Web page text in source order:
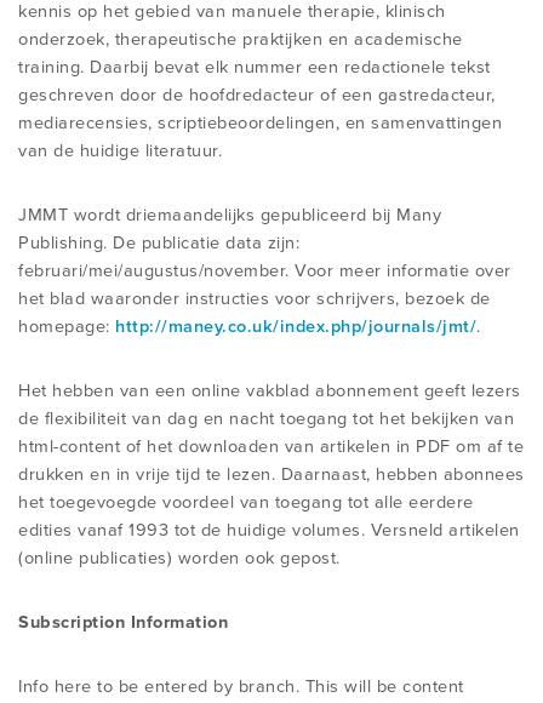
kennis op het gebied van manuele therapie, klinisch
onderzoek, therapeutische praktijken en academische
training. Daarbij bevat elk nummer een redactionele tekst
geschreven door de hoofdredacteur of een gastredacteur,
mediarecensies, scriptiebeoordelingen, en samenvattingen
van de huidige literatuur.
JMMT wordt driemaandelijks gepubliceerd bij Many
Publishing. De publicatie data zijn:
februari/mei/augustus/november. Voor meer informatie over
het blad waaronder instructies voor schrijvers, bezoek de
homepage: http://maney.co.uk/index.php/journals/jmt/.
Het hebben van een online vakblad abonnement geeft lezers
de flexibiliteit van dag en nacht toegang tot het bekijken van
html-content of het downloaden van artikelen in PDF om af te
drukken en in vrije tijd te lezen. Daarnaast, hebben abonnees
het toegevoegde voordeel van toegang tot alle eerdere
edities vanaf 1993 tot de huidige volumes. Versneld artikelen
(online publicaties) worden ook gepost.
Subscription Information
Info here to be entered by branch. This will be content